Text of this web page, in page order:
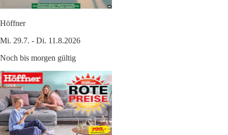
Höffner
Mi. 29.7. - Di. 11.8.2026
Noch bis morgen gültig